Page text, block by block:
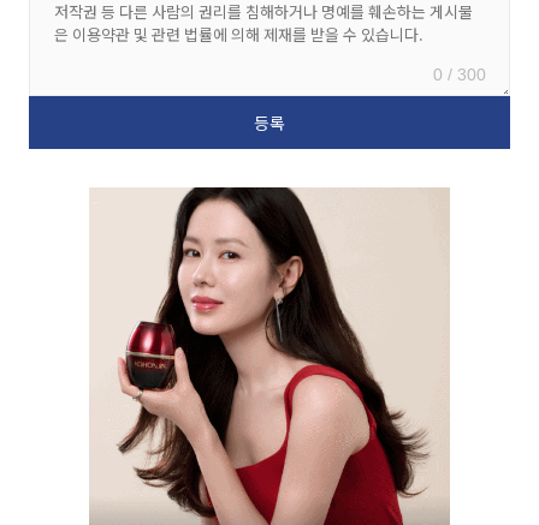
0 / 300